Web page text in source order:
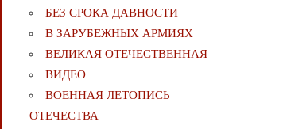
БЕЗ СРОКА ДАВНОСТИ
В ЗАРУБЕЖНЫХ АРМИЯХ
ВЕЛИКАЯ ОТЕЧЕСТВЕННАЯ
ВИДЕО
ВОЕННАЯ ЛЕТОПИСЬ
ОТЕЧЕСТВА